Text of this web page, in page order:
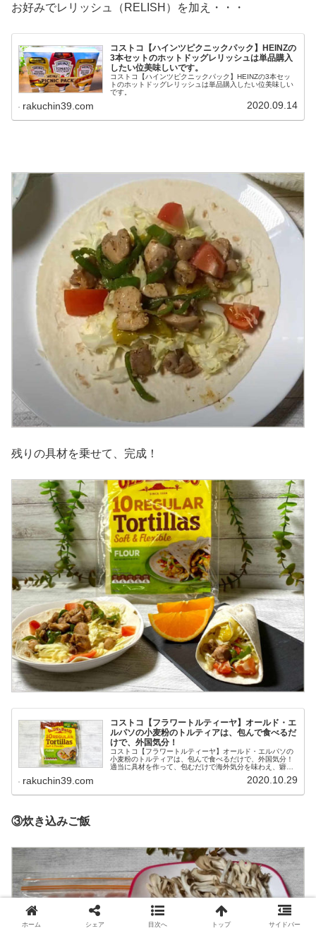
お好みでレリッシュ（RELISH）を加え・・・
コストコ【ハインツピクニックパック】HEINZの
3本セットのホットドッグレリッシュは単品購入
したい位美味しいです。
コストコ【ハインツピクニックパック】HEINZの3本セッ
トのホットドッグレリッシュは単品購入したい位美味しい
です。
rakuchin39.com 2020.09.14
残りの具材を乗せて、完成！
コストコ【フラワートルティーヤ】オールド・エ
ルパソの小麦粉のトルティアは、包んで食べるだ
けで、外国気分！
コストコ【フラワートルティーヤ】オールド・エルパソの
小麦粉のトルティアは、包んで食べるだけで、外国気分！
適当に具材を作って、包むだけで海外気分を味わえ、癖が
期間も長く、開封後も冷凍保存も可能なのでストックにも
rakuchin39.com 2020.10.29
③炊き込みご飯
ホーム シェア 目次へ トップ サイドバー